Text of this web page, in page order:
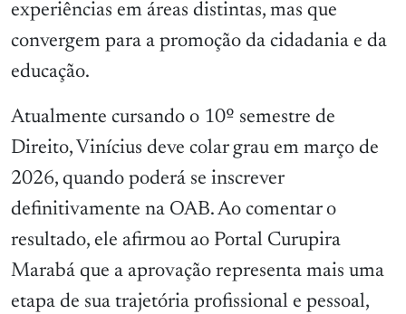
experiências em áreas distintas, mas que
convergem para a promoção da cidadania e da
educação.
Atualmente cursando o 10º semestre de
Direito, Vinícius deve colar grau em março de
2026, quando poderá se inscrever
definitivamente na OAB. Ao comentar o
resultado, ele afirmou ao Portal Curupira
Marabá que a aprovação representa mais uma
etapa de sua trajetória profissional e pessoal,